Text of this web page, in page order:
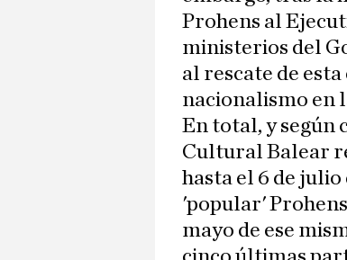
Prohens al
ministerios del
al rescate de
nacionalismo en
En total, y según
Cultural Balear
hasta el 6 de
'popular'
mayo de ese